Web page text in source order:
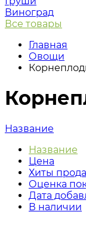
Виноград
Все товары
Главная
Овощи
Название
Название
Цена
Хиты
Оценка
Дата
В наличии